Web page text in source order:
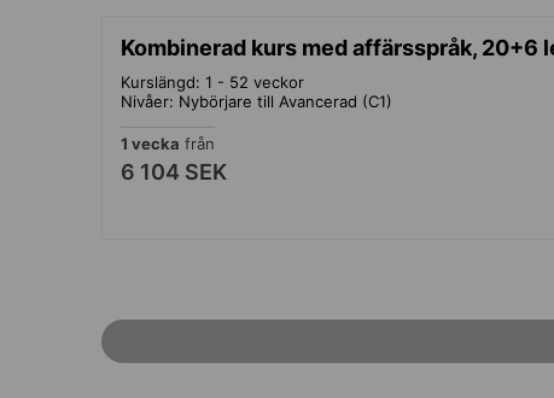
Kombinerad kurs med affärsspråk, 20+6
Kurslängd: 1 - 52 veckor
Nivåer: Nybörjare till Avancerad (C1)
1 vecka från
6 104 SEK